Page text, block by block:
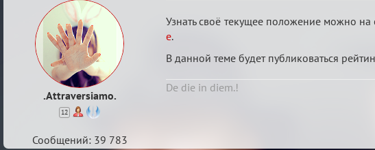
.Attraversiamo.
12
Турнирный
рейтинг
Узнать своё текущее положение можно
е.
В данной теме будет публиковаться
De die in diem.!
Сообщений: 39 783